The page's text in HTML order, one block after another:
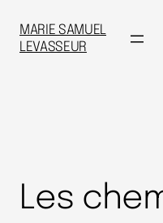
MARIE SAMUEL
LEVASSEUR
Les